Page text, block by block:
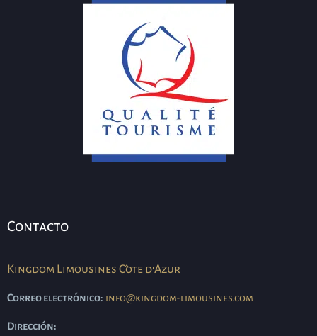
Contacto
Kingdom Limousines Côte d'Azur
Correo electrónico: info@kingdom-limousines.com
Dirección: